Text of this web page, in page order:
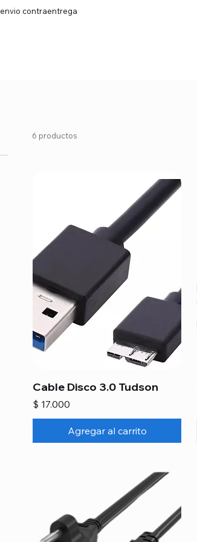
contraentrega
6 productos
Cable Disco 3.0 Tudson
Precio
$ 17.000
Agregar al carrito